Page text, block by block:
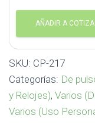
AÑADIR A
SKU: CP-217
Categorías: De
y Relojes), Varios
Varios (Uso